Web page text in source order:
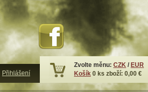
Přihlášení
Zvolte měnu: CZK / EUR
Košík 0 ks zboží: 0,00 €